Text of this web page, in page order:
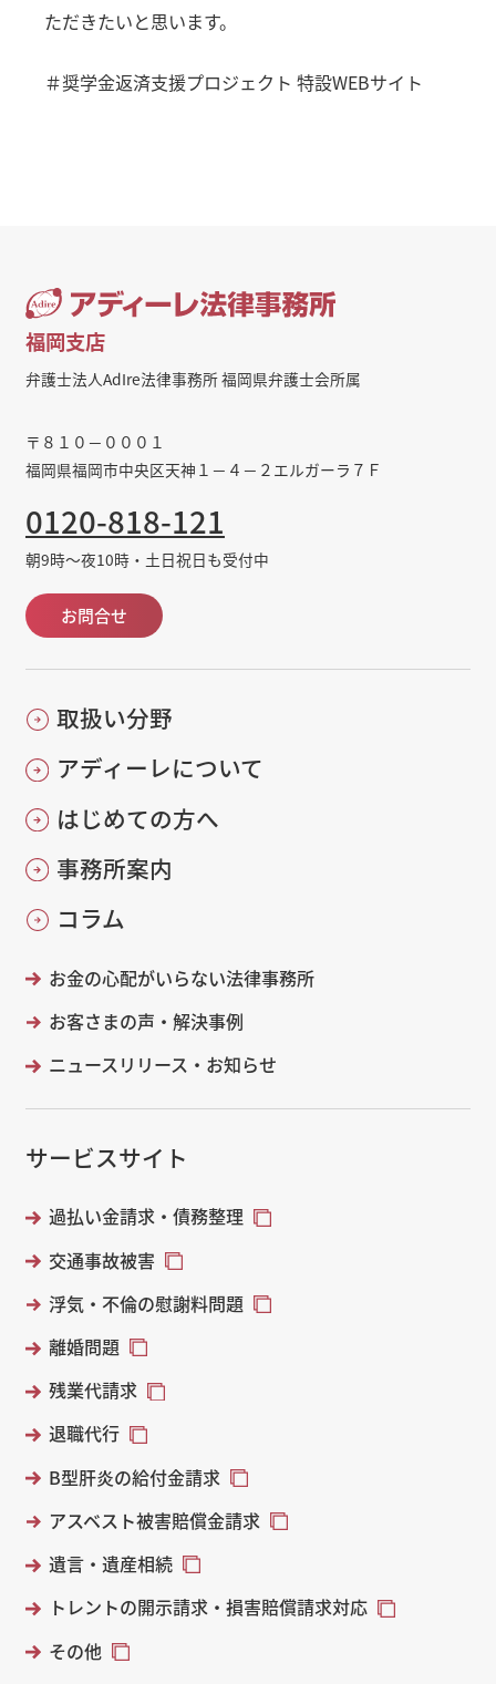
ただきたいと思います。
＃奨学金返済支援プロジェクト 特設WEBサイト
福岡支店
弁護士法人AdIre法律事務所 福岡県弁護士会所属
〒８１０－０００１
福岡県福岡市中央区天神１－４－２エルガーラ７Ｆ
0120-818-121
朝9時～夜10時・土日祝日も受付中
お問合せ
取扱い分野
アディーレについて
はじめての方へ
事務所案内
コラム
お金の心配がいらない法律事務所
お客さまの声・解決事例
ニュースリリース・お知らせ
サービスサイト
過払い金請求・債務整理
交通事故被害
浮気・不倫の慰謝料問題
離婚問題
残業代請求
退職代行
B型肝炎の給付金請求
アスベスト被害賠償金請求
遺言・遺産相続
トレントの開示請求・損害賠償請求対応
その他